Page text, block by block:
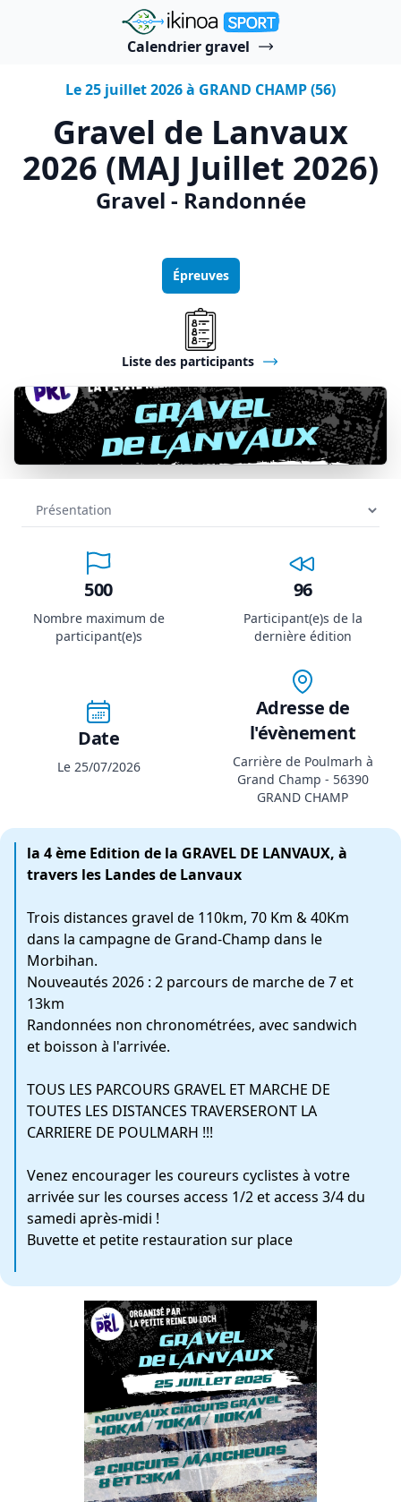
"Ikinoa Sport"
Calendrier gravel
Le 25 juillet 2026 à GRAND CHAMP (56)
Gravel de Lanvaux
2026 (MAJ Juillet 2026)
Gravel - Randonnée
Épreuves
Liste des participants
500
Nombre maximum de
participant(e)s
96
Participant(e)s de la
dernière édition
Date
Le 25/07/2026
Adresse de
l'évènement
Carrière de Poulmarh à
Grand Champ - 56390
GRAND CHAMP
la 4 ème Edition de la GRAVEL DE LANVAUX, à
travers les Landes de Lanvaux
Trois distances gravel de 110km, 70 Km & 40Km
dans la campagne de Grand-Champ dans le
Morbihan.
Nouveautés 2026 : 2 parcours de marche de 7 et
13km
Randonnées non chronométrées, avec sandwich
et boisson à l'arrivée.
TOUS LES PARCOURS GRAVEL ET MARCHE DE
TOUTES LES DISTANCES TRAVERSERONT LA
CARRIERE DE POULMARH !!!
Venez encourager les coureurs cyclistes à votre
arrivée sur les courses access 1/2 et access 3/4 du
samedi après-midi !
Buvette et petite restauration sur place